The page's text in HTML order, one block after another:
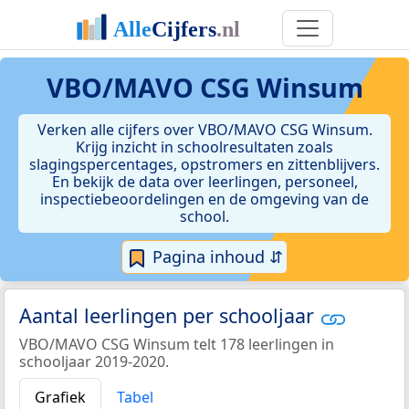
VBO/MAVO CSG Winsum
Verken alle cijfers over VBO/MAVO CSG Winsum.
Krijg inzicht in schoolresultaten zoals
slagingspercentages, opstromers en zittenblijvers.
En bekijk de data over leerlingen, personeel,
inspectiebeoordelingen en de omgeving van de
school.
Pagina inhoud ⇵
Aantal leerlingen per schooljaar
VBO/MAVO CSG Winsum telt 178 leerlingen in
schooljaar 2019-2020.
Grafiek
Tabel